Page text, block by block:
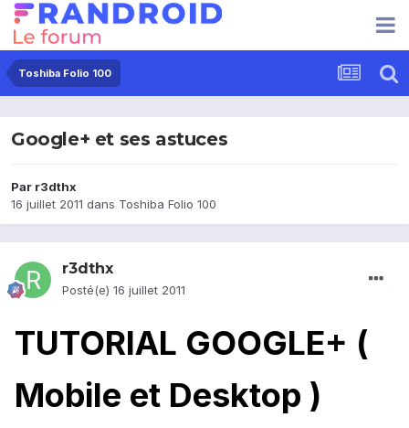
Toshiba Folio 100
Google+ et ses astuces
Par r3dthx
16 juillet 2011 dans Toshiba Folio 100
r3dthx
Posté(e) 16 juillet 2011
TUTORIAL GOOGLE+ (
Mobile et Desktop )